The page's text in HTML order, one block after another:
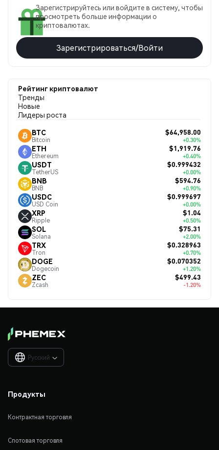
Зарегистрируйтесь или войдите в систему, чтобы
просмотреть больше информации о
криптовалютах.
Зарегистрироваться/Войти
Рейтинг криптовалют
Тренды
Новые
Лидеры роста
BTC
Bitcoin
$64,958.00
+0.30%
ETH
Ethereum
$1,919.76
+0.40%
USDT
TetherUS
$0.999432
+0.00%
BNB
BNB
$594.76
+0.90%
USDC
USD Coin
$0.999697
+0.00%
XRP
Ripple
$1.04
+0.50%
SOL
Solana
$75.31
+2.00%
TRX
Tron
$0.328963
+0.70%
DOGE
Dogecoin
$0.070352
+1.20%
ZEC
Zcash
$499.43
-1.20%
Русский 
Продукты
Контрактная торговля
Спотовая торговля